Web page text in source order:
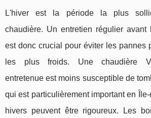
L'hiver est la période la plus
chaudière. Un entretien régulier avant
est donc crucial pour éviter les pannes
les plus froids. Une chaudière
entretenue est moins susceptible de
qui est particulièrement important en
hivers peuvent être rigoureux. Les